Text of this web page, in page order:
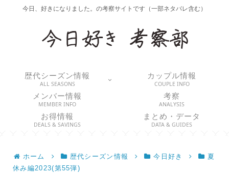
今日、好きになりました。の考察サイトです（一部ネタバレ含む）
歴代シーズン情報
ALL SEASONS
カップル情報
COUPLE INFO
メンバー情報
MEMBER INFO
考察
ANALYSIS
お得情報
DEALS & SAVINGS
まとめ・データ
DATA & GUIDES
ホーム 歴代シーズン情報 今日好き
夏
休み編2023(第55弾)